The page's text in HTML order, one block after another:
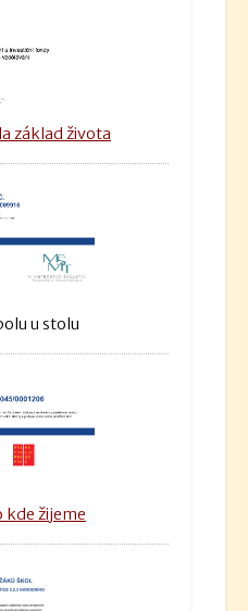
základ života
u stolu
kde žijeme